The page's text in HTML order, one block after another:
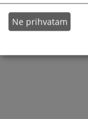
© 2021
Ne prihvatam